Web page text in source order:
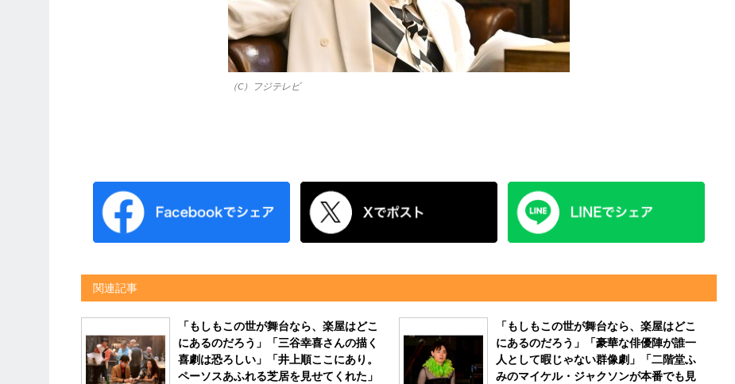
（C）フジテレビ
関連記事
「もしもこの世が舞台なら、楽屋はどこ
にあるのだろう」「三谷幸喜さんの描く
喜劇は恐ろしい」「井上順ここにあり。
ペーソスあふれる芝居を見せてくれた」
「もしもこの世が舞台なら、楽屋はどこ
にあるのだろう」「豪華な俳優陣が誰一
人として暇じゃない群像劇」「二階堂ふ
みのマイケル・ジャクソンが本番でも見